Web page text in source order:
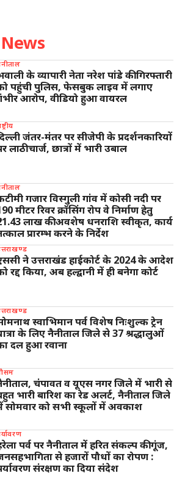
के व्यापारी नेता नरेश पांडे की गिरफ्तारी
पहुंची पुलिस, फेसबुक लाइव में लगाए
आरोप, वीडियो हुआ वायरल
जंतर-मंतर पर सीजेपी के प्रदर्शनकारियों
लाठीचार्ज, छात्रों में भारी उबाल
गजार विस्गुली गांव में कोसी नदी पर
मीटर रिवर क्रॉसिंग रोप वे निर्माण हेतु
लाख की अवशेष धनराशि स्वीकृत, कार्य
प्रारम्भ करने के निर्देश
ने उत्तराखंड हाईकोर्ट के 2024 के आदेश
रद्द किया, अब हल्द्वानी में ही बनेगा कोर्ट
स्वाभिमान पर्व विशेष निःशुल्क ट्रेन
के लिए नैनीताल जिले से 37 श्रद्धालुओं
दल हुआ रवाना
चंपावत व यूएस नगर जिले में भारी से
भारी बारिश का रेड अलर्ट, नैनीताल जिले
सोमवार को सभी स्कूलों में अवकाश
पर्व पर नैनीताल में हरित संकल्प की गूंज,
से हजारों पौधों का रोपण :
संरक्षण का दिया संदेश